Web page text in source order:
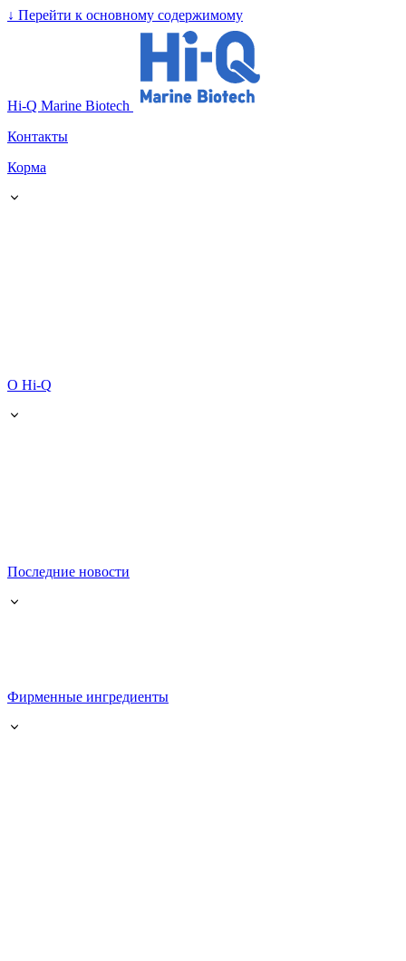
↓ Перейти к основному содержимому
Hi-Q Marine Biotech
Контакты
Корма
О Hi-Q
Последние новости
Фирменные ингредиенты